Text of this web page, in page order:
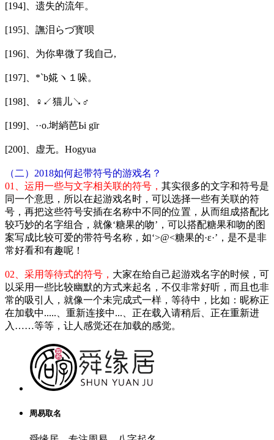
[194]、遗失的流年。
[195]、譕泪らづ寳呗
[196]、为你卑微了我自己,
[197]、*`b婲ヽ１哚。
[198]、♀↙猫儿↘♂
[199]、··o.埘緔芭Ьi gīr
[200]、虚无。Hogyua
（二）2018如何起带符号的游戏名？
01、运用一些与文字相关联的符号， 其实很多的文字和符号是
同一个意思，所以在起游戏名时，可以选择一些有关联的符
号，再把这些符号安插在名称中不同的位置，从而组成搭配比
较巧妙的名字组合，就像‘糖果的吻’，可以搭配糖果和吻的图
案写成比较可爱的带符号名称，如‘>@<糖果的·ε·’，是不是非
常好看和有趣呢！
02、采用等待式的符号， 大家在给自己起游戏名字的时候，可
以采用一些比较幽默的方式来起名，不仅非常好听，而且也非
常的吸引人，就像一个未完成式一样，等待中，比如：昵称正
在加载中.....、重新连接中...、正在载入请稍后、正在重新进
入……等等，让人感觉还在加载的感觉。
周易取名